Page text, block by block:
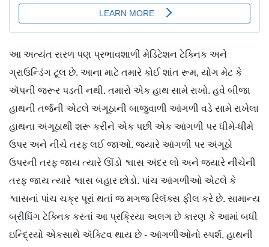
આ અત્યંત સરળ પણ પ્રભાવશાળી મેડિટેશન ટેક્નિક અને
ગ્રાઉન્ડિંગ ટૂલ છે. આના માટે તમારે કોઈ શાંત રૂમ, યોગ મેટ કે
ઍપની જરૂર પડતી નથી. તમારો એક હાથ સામે રાખો. હવે બીજા
હાથની તર્જની એટલે અંગૂઠાની બાજુવાળી આંગળી વડે સામે રાખેલા
હાથના અંગૂઠાથી શરૂ કરીને એક પછી એક આંગળી પર ધીમે-ધીમે
ઉપર અને નીચે તરફ લઈ જાઓ. જ્યારે આંગળી પર અંગૂઠો
ઉપરની તરફ જાય ત્યારે ઊંડો શ્વાસ અંદર લો અને જ્યારે નીચેની
તરફ જાય ત્યારે શ્વાસ બહાર છોડો. પાંચ આંગળીઓ એટલે કે
શ્વાસનાં પાંચ ચક્ર પૂરાં થતાં જ મગજ રિલૅક્સ ફીલ કરે છે. સામાન્ય
બ્રીધિંગ ટેક્નિક કરતાં આ પ્રક્રિયા અલગ છે કારણ કે આમાં બધી
ઇન્દ્રિયો એકસાથે ઍક્ટિવ થાય છે - આંગળીઓનો સ્પર્શ, હાથની